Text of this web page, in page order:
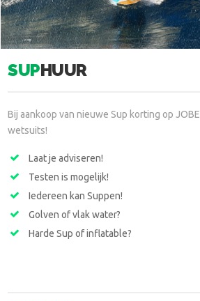
SUPHUUR
Bij aankoop van nieuwe Sup korting op JOBE
wetsuits!
Laat je adviseren!
Testen is mogelijk!
Iedereen kan Suppen!
Golven of vlak water?
Harde Sup of inflatable?